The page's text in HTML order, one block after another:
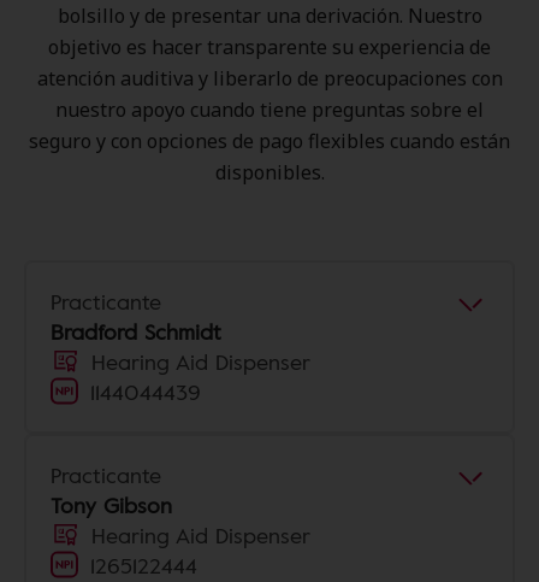
bolsillo y de presentar una derivación. Nuestro
objetivo es hacer transparente su experiencia de
atención auditiva y liberarlo de preocupaciones con
nuestro apoyo cuando tiene preguntas sobre el
seguro y con opciones de pago flexibles cuando están
disponibles.
Practicante
Bradford Schmidt
Hearing Aid Dispenser
1144044439
Practicante
Tony Gibson
Hearing Aid Dispenser
1265122444